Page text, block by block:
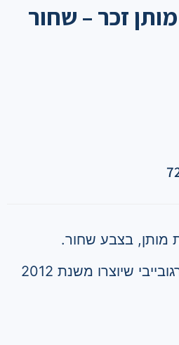
זכר – שחור
מותן, בצבע שחור.
מתאים לכל מנשאי ארגובייבי שיוצרו משנת 2012